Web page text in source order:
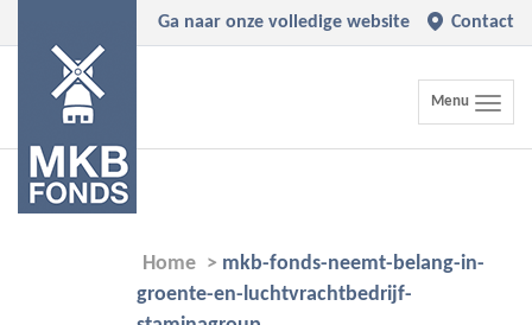
Contact
Ga naar onze volledige website
Toggle
navigation
Menu
Home > mkb-fonds-neemt-belang-in-
groente-en-luchtvrachtbedrijf-